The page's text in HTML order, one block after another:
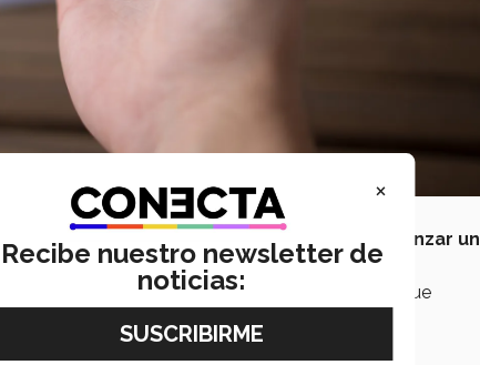
en cuenta si estás pensando en comenzar un
a poder darle gusto a todos
, pero qué mejor que
probando lo que te gusta y crece poco a poco.
×
Recibe nuestro newsletter de
noticias: